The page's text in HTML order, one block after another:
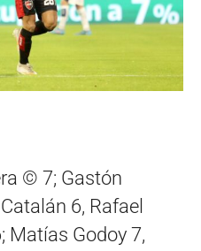
© 7; Gastón
6, Rafael
Matías Godoy 7,